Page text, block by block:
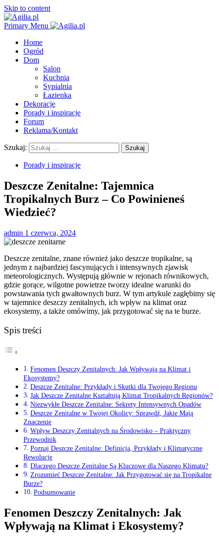
Skip to content
Primary Menu
Home
Ogród
Dom
Salon
Kuchnia
Sypialnia
Łazienka
Dekoracje
Porady i inspiracje
Forum
Reklama/Kontakt
Szukaj:
Porady i inspiracje
Deszcze Zenitalne: Tajemnica
Tropikalnych Burz – Co Powinieneś
Wiedzieć?
admin 1 czerwca, 2024
Deszcze zenitalne, znane również jako deszcze tropikalne, są
jednym z najbardziej fascynujących i intensywnych zjawisk
meteorologicznych. Występują głównie w rejonach równikowych,
gdzie gorące, wilgotne powietrze tworzy idealne warunki do
powstawania tych gwałtownych burz. W tym artykule zagłębimy się
w tajemnice deszczy zenitalnych, ich wpływ na klimat oraz
ekosystemy, a także omówimy, jak przygotować się na te burze.
Spis treści
Fenomen Deszczy Zenitalnych: Jak Wpływają na Klimat i
Ekosystemy?
Deszcze Zenitalne: Przykłady i Skutki dla Twojego Regionu
Jak Deszcze Zenitalne Kształtują Klimat Tropikalnych Regionów?
Niezwykłe Deszcze Zenitalne: Sekrety Intensywnych Opadów
Deszcze Zenitalne w Twojej Okolicy: Sprawdź, Jakie Mają
Znaczenie
Wpływ Deszczy Zenitalnych na Środowisko – Praktyczny
Przewodnik
Poznaj Deszcze Zenitalne: Definicja, Przykłady i Klimatyczne
Rewolucje
Dlaczego Deszcze Zenitalne Są Kluczowe dla Naszego Klimatu?
Zrozumieć Deszcze Zenitalne: Jak Przygotować się na Tropikalne
Burze?
Podsumowanie
Fenomen Deszczy Zenitalnych: Jak
Wpływają na Klimat i Ekosystemy?